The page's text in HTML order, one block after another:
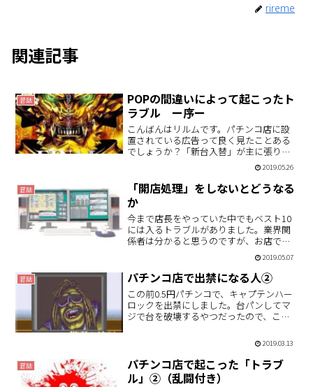
rireme
関連記事
昔話
POPの間違いによって起こったト
ラブル ー序ー
こんばんはリルムです。パチンコ店に設
置されている広告って良く見たことある
でしょうか？「新台入替」が主に張り巡
らされていて、あとは「LINEはじめまし
た」とか「会員募集！」みたいなものが
テキトーに並べられているのを見たこと
がある思います。あれ…
2019.05.26
昔話
「開店処理」をしないとどうなる
か
今まで店長をやっていた中でもベスト10
には入るトラブルがありました。業界関
係者は分かると思うのですが、お店では
当日の大当り回数や売上などなどのデー
タ関係は閉店後に締めを行い、開店前に
クリア処理を掛けます。これを「開店処
理」と呼んでおるわけな…
2019.05.07
昔話 パチンコ店で出禁になる人②
この前0.5円パチンコで、キャプテンハー
ロックを出禁にしました。台パンしてマ
ジで台を破壊するやつだったので、これ
を突っ込みすぎた腹いせや、周りへの威
嚇での台パンはよく目にしますが、台破
壊レベルのものはそう…
2019.03.13
昔話
パチンコ店で起こった「トラブ
ル」②（乱闘付き）